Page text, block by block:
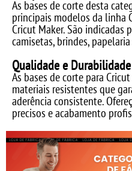
As bases de corte desta
principais modelos da linha
Cricut Maker. São indicadas
camisetas, brindes,
Qualidade e
As bases de corte para
materiais resistentes que
aderência consistente.
precisos e acabamento